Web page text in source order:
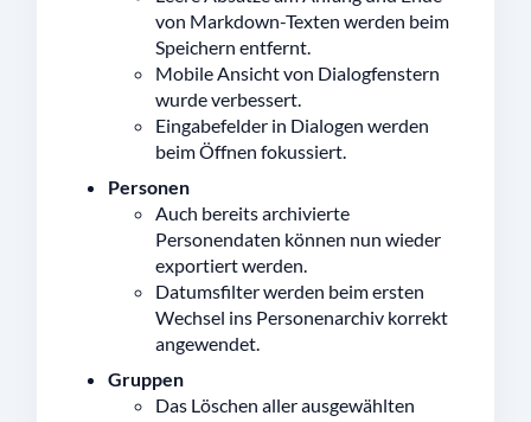
von Markdown-Texten werden beim
Speichern entfernt.
Mobile Ansicht von Dialogfenstern
wurde verbessert.
Eingabefelder in Dialogen werden
beim Öffnen fokussiert.
Personen
Auch bereits archivierte
Personendaten können nun wieder
exportiert werden.
Datumsfilter werden beim ersten
Wechsel ins Personenarchiv korrekt
angewendet.
Gruppen
Das Löschen aller ausgewählten